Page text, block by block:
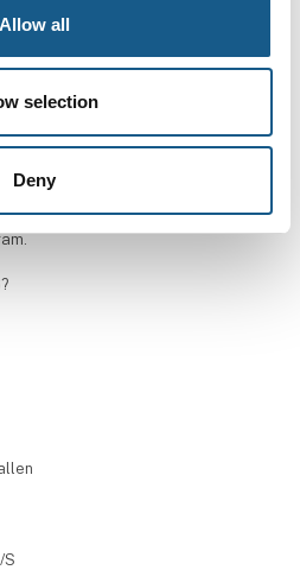
Allow all
selection
Denyinden for automation, motion &
hands on-udforskning af
og ikke mindst et aktuelt og
S